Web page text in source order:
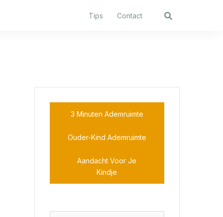
Tips Contact
3 Minuten Ademruimte
Ouder-Kind Ademruimte
Aandacht Voor Je
Kindje